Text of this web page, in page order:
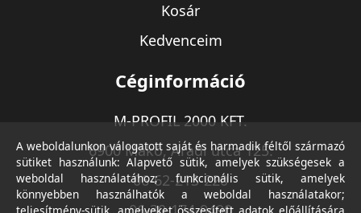
Kosár
Kedvenceim
Céginformáció
M-PROFIL 2000 KFT.
6900 Makó, Aradi utca 125.
06-62-213-220
A weboldalunkon válogatott saját és harmadik féltől származó
sütiket használunk: Alapvető sütik, amelyek szükségesek a
weboldal használatához; funkcionális sütik, amelyek
könnyebben használhatók a weboldal használatakor;